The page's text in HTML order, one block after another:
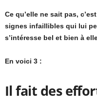
Ce qu’elle ne sait pas,
signes infaillibles qui lui
s’intéresse bel et bien à
En voici 3 :
Il fait des